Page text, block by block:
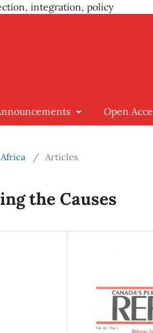
integration, policy
Open
Africa / Articles
the Causes